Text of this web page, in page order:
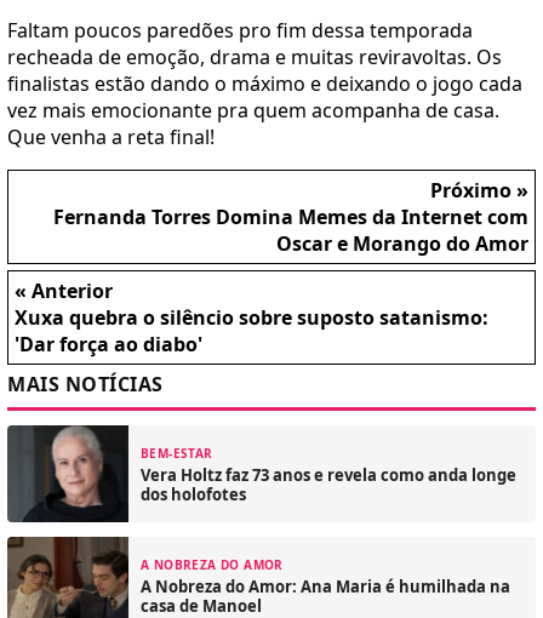
Faltam poucos paredões pro fim dessa temporada
recheada de emoção, drama e muitas reviravoltas. Os
finalistas estão dando o máximo e deixando o jogo cada
vez mais emocionante pra quem acompanha de casa.
Que venha a reta final!
Próximo »
Fernanda Torres Domina Memes da Internet com
Oscar e Morango do Amor
« Anterior
Xuxa quebra o silêncio sobre suposto satanismo:
'Dar força ao diabo'
MAIS NOTÍCIAS
BEM-ESTAR
Vera Holtz faz 73 anos e revela como anda longe
dos holofotes
A NOBREZA DO AMOR
A Nobreza do Amor: Ana Maria é humilhada na
casa de Manoel